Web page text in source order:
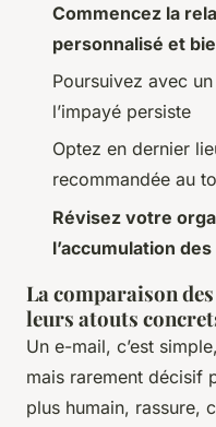
Commencez la
personnalisé et
Poursuivez avec
l’impayé persiste
Optez en dernier
recommandée au
Révisez votre
l’accumulation
La comparaison
leurs atouts
Un e-mail, c’est
mais rarement décisif
plus humain, rassure,